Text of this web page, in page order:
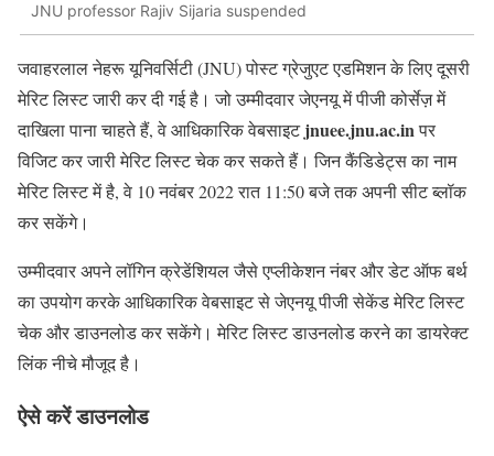
JNU professor Rajiv Sijaria suspended
जवाहरलाल नेहरू यूनिवर्सिटी (JNU) पोस्‍ट ग्रेजुएट एडमिशन के लिए दूसरी
मेरिट लिस्‍ट जारी कर दी गई है। जो उम्‍मीदवार जेएनयू में पीजी कोर्सेज़ में
दाखिला पाना चाहते हैं, वे आधिकारिक वेबसाइटjnuee.jnu.ac.inपर
विजिट कर जारी मेरिट लिस्‍ट चेक कर सकते हैं। जिन कैंडिडेट्स का नाम
मेरिट लिस्‍ट में है, वे 10 नवंबर 2022 रात 11:50 बजे तक अपनी सीट ब्लॉक
कर सकेंगे।
उम्‍मीदवार अपने लॉगिन क्रेडेंशियल जैसे एप्लीकेशन नंबर और डेट ऑफ बर्थ
का उपयोग करके आधिकारिक वेबसाइट से जेएनयू पीजी सेकेंड मेरिट लिस्‍ट
चेक और डाउनलोड कर सकेंगे। मेरिट लिस्‍ट डाउनलोड करने का डायरेक्‍ट
लिंक नीचे मौजूद है।
ऐसे करें डाउनलोड